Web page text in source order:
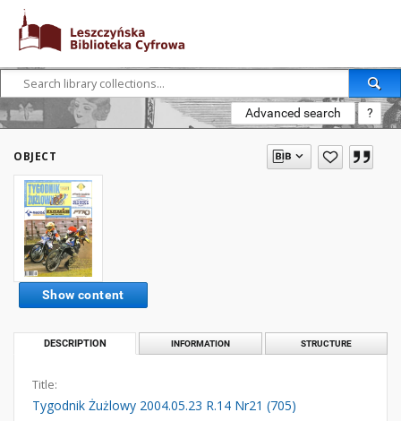
Advanced search ?
OBJECT
Show content
DESCRIPTION INFORMATION STRUCTURE
Title:
Tygodnik Żużlowy 2004.05.23 R.14 Nr21 (705)